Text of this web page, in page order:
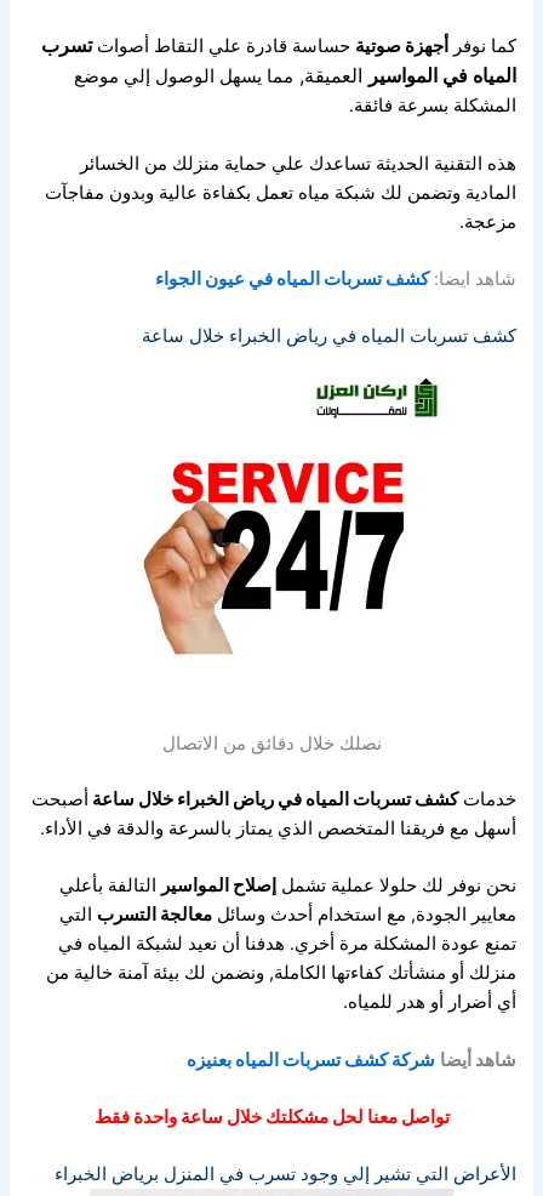
كما نوفر أجهزة صوتية حساسة قادرة علي التقاط أصواتتسرب
المياه في المواسير العميقة, مما يسهل الوصول إلي موضع
المشكلة بسرعة فائقة.
هذه التقنية الحديثة تساعدك علي حماية منزلك من الخسائر
المادية وتضمن لك شبكة مياه تعمل بكفاءة عالية وبدون مفاجآت
مزعجة.
شاهد ايضا:كشف تسربات المياه في عيون الجواء
كشف تسربات المياه في رياض الخبراء خلال ساعة
نصلك خلال دقائق من الاتصال
خدماتكشف تسربات المياه في رياض الخبراء خلال ساعة أصبحت
أسهل مع فريقنا المتخصص الذي يمتاز بالسرعة والدقة في الأداء.
نحن نوفر لك حلولا عملية تشملإصلاح المواسير التالفة بأعلي
معايير الجودة, مع استخدام أحدث وسائلمعالجة التسرب التي
تمنع عودة المشكلة مرة أخري. هدفنا أن نعيد لشبكة المياه في
منزلك أو منشأتك كفاءتها الكاملة, ونضمن لك بيئة آمنة خالية من
أي أضرار أو هدر للمياه.
شاهد أيضا شركة كشف تسربات المياه بعنيزه
تواصل معنا لحل مشكلتك خلال ساعة واحدة فقط
الأعراض التي تشير إلي وجود تسرب في المنزل برياض الخبراء